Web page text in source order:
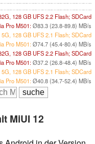
128 GB UFS 2.2 Flash; SDCard
Pro M501:Ø83.3 (23.8-89.8) MB/s
128 GB UFS 2.1 Flash; SDCard
Pro M501:Ø74.7 (45.4-80.4) MB/s
128 GB UFS 2.2 Flash; SDCard
Pro M501:Ø37.2 (26.8-48.4) MB/s
128 GB UFS 2.1 Flash; SDCard
Pro M501:Ø40.8 (34.7-52.4) MB/s
MiUI 12